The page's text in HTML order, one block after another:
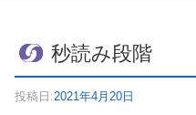
秒読み段階
投稿日:2021年4月20日